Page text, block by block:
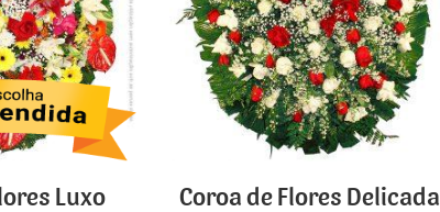
Luxo
Coroa de Flores Delicada